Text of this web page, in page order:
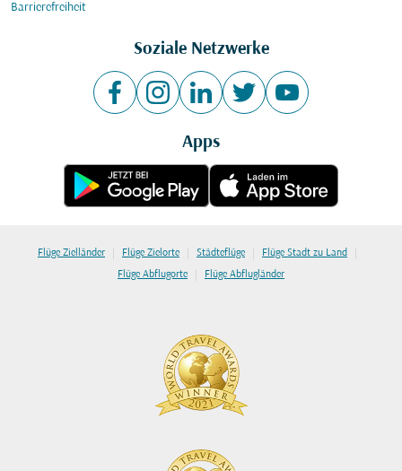
Barrierefreiheit
Soziale Netzwerke
Apps
Flüge Zielländer | Flüge Zielorte | Städteflüge | Flüge Stadt zu Land |
Flüge Abflugorte | Flüge Abflugländer